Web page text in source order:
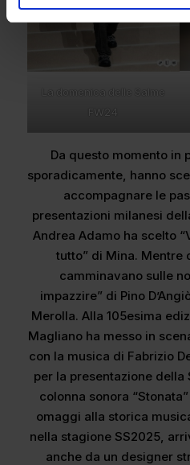
La domenica delle Salme
FW24
Da questo momento in
sporadicamente, hanno
accompagnare le
presentazioni milanesi
Andrea Adamo ha scelto
tutto” di Mina. Mentre
camminavano sulle
impazzire” di Pino
Merolla. Alla 105esima
Magliano ha messo in
con la musica di Fabrizio
per la presentazione della
colonna sonora
omaggi alla storica
nella stagione SS2025,
anche da un designer